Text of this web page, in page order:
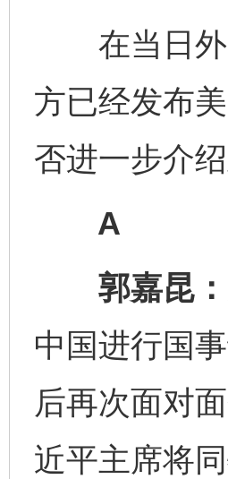
在当日外
方已经发布
否进一步介
A
郭嘉昆：
中国进行国
后再次面对
近平主席将